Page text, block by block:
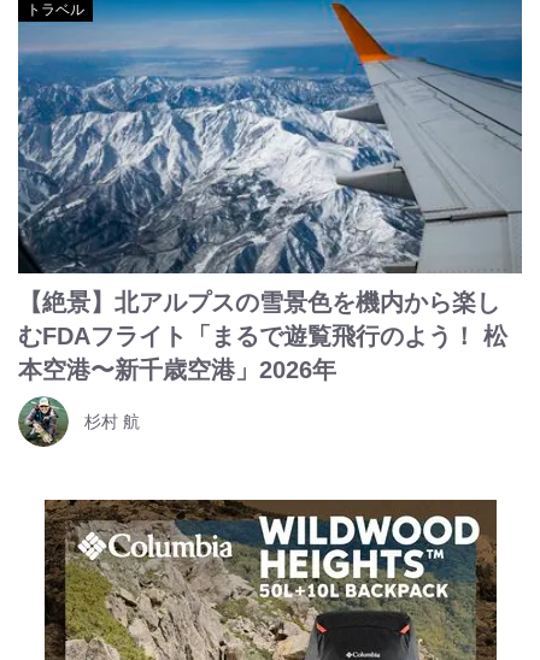
トラベル
【絶景】北アルプスの雪景色を機内から楽し
むFDAフライト「まるで遊覧飛行のよう！ 松
本空港〜新千歳空港」2026年
杉村 航